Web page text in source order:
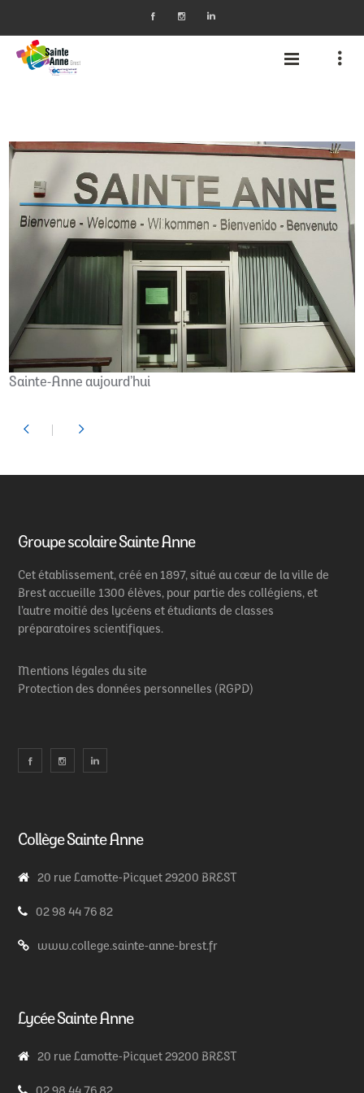
Sainte-Anne aujourd’hui
Groupe scolaire Sainte Anne
Cet établissement, créé en 1897, situé au cœur de la ville de
Brest accueille 1300 élèves, pour partie des collégiens, et
l’autre moitié des lycéens et étudiants de classes
préparatoires scientifiques.
Mentions légales du site
Protection des données personnelles (RGPD)
Collège Sainte Anne
20 rue Lamotte-Picquet 29200 BREST
02 98 44 76 82
www.college.sainte-anne-brest.fr
Lycée Sainte Anne
20 rue Lamotte-Picquet 29200 BREST